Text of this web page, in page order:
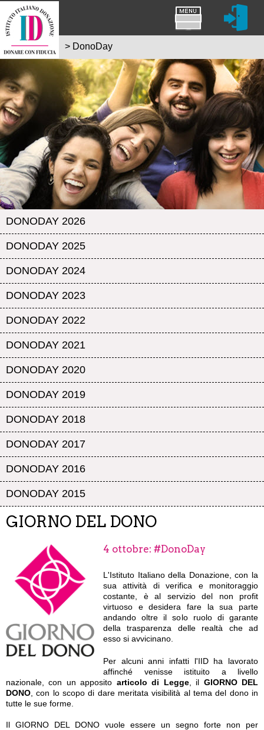
DONODAY 2026
DONODAY 2025
DONODAY 2024
DONODAY 2023
DONODAY 2022
DONODAY 2021
DONODAY 2020
DONODAY 2019
DONODAY 2018
DONODAY 2017
DONODAY 2016
DONODAY 2015
> DonoDay
GIORNO DEL DONO
4 ottobre: #DonoDay
L'Istituto Italiano della Donazione, con la
sua attività di verifica e monitoraggio
costante, è al servizio del non profit
virtuoso e desidera fare la sua parte
andando oltre il solo ruolo di garante
della trasparenza delle realtà che ad
esso si avvicinano.
Per alcuni anni infatti l'IID ha lavorato
affinché venisse istituito a livello
nazionale, con un apposito articolo di Legge, il GIORNO DEL
DONO , con lo scopo di dare meritata visibilità al tema del dono in
tutte le sue forme.
Il GIORNO DEL DONO vuole essere un segno forte non per